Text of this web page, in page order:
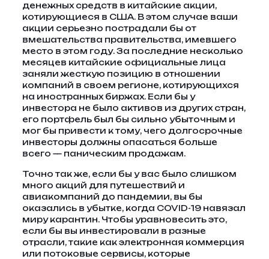
денежных средств в китайские акции,
котирующиеся в США. В этом случае ваши
акции серьезно пострадали бы от
вмешательства правительства, имевшего
место в этом году. За последние несколько
месяцев китайские официальные лица
заняли жесткую позицию в отношении
компаний в своем регионе, котирующихся
на иностранных биржах. Если бы у
инвестора не было активов из других стран,
его портфель был бы сильно убыточным и
мог бы привести к тому, чего долгосрочные
инвесторы должны опасаться больше
всего — паническим продажам.
Точно так же, если бы у вас было слишком
много акций для путешествий и
авиакомпаний до пандемии, вы бы
оказались в убытке, когда COVID-19 навязал
миру карантин. Чтобы уравновесить это,
если бы вы инвестировали в разные
отрасли, такие как электронная коммерция
или потоковые сервисы, которые